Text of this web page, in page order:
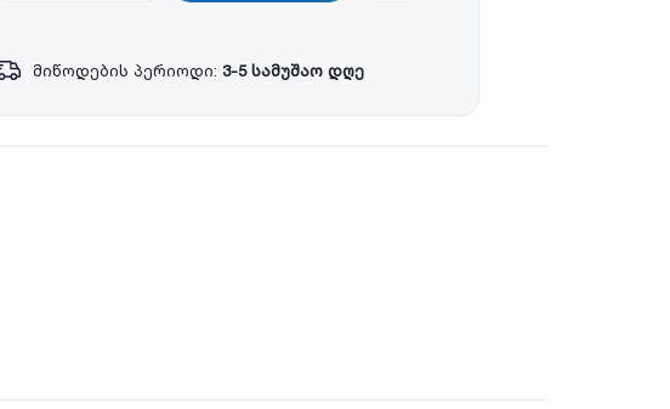
მიწოდების პერიოდი: 3-5 სამუშაო დღე